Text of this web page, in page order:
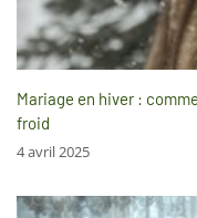
Mariage en hiver :
froid
4 avril 2025